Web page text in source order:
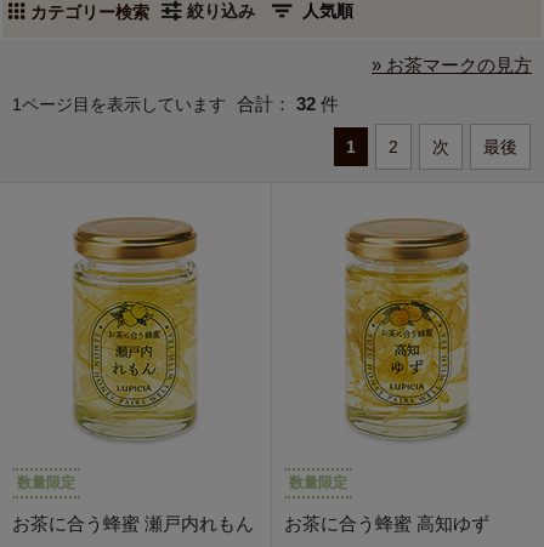
カテゴリー検索 絞り込み
» お茶マークの見方
1ページ目を表示しています 合計： 32 件
1 2 次 最後
数量限定
お茶に合う蜂蜜 瀬戸内れもん
数量限定
お茶に合う蜂蜜 高知ゆず